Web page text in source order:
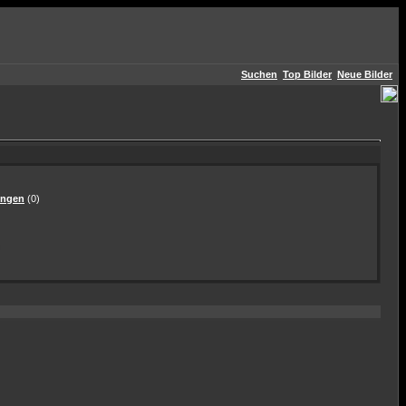
Suchen Top Bilder Neue Bilder
(0)